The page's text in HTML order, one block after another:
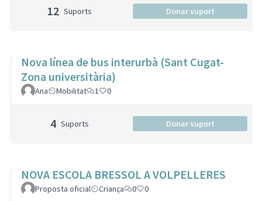
12 Suports Donar suport
Nova línea de bus interurbà (Sant Cugat-
Zona universitària)
Ana Mobilitat 1 0
4 Suports Donar suport
NOVA ESCOLA BRESSOL A VOLPELLERES
Proposta oficial Criança 0 0